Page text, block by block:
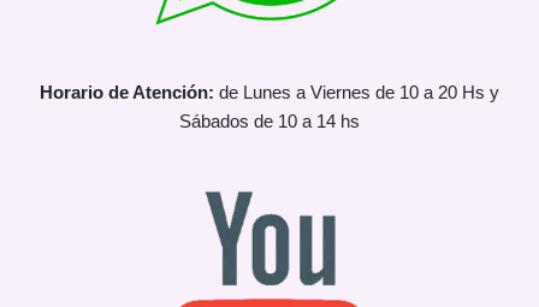
Horario de Atención: de Lunes a Viernes de 10 a 20 Hs y
Sábados de 10 a 14 hs